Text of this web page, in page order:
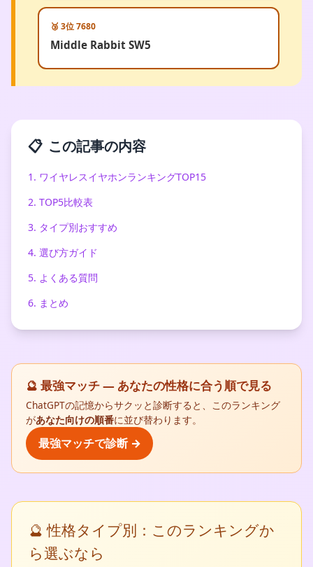
🥉 3位 7680
Middle Rabbit SW5
📋 この記事の内容
1. ワイヤレスイヤホンランキングTOP15
2. TOP5比較表
3. タイプ別おすすめ
4. 選び方ガイド
5. よくある質問
6. まとめ
🔮 最強マッチ — あなたの性格に合う順で見る
ChatGPTの記憶からサクッと診断すると、このランキング
があなた向けの順番に並び替わります。
最強マッチで診断 →
🔮 性格タイプ別：このランキングか
ら選ぶなら